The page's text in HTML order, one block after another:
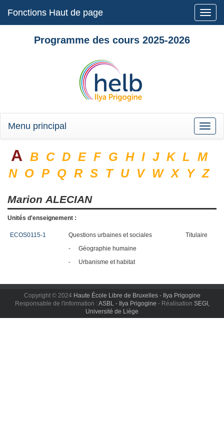
Toggle
Fonctions Haut de page
Programme des cours 2025-2026
Toggle
Menu principal
A B C D E F G H I J K L M
N O P Q R S T U V W X Y Z
Marion ALECIAN
Unités d'enseignement :
ECOS0115-1 Questions urbaines et sociales
Titulaire
-
Géographie humaine
-
Urbanisme et habitat
Copyright © 2024 Haute École Libre de Bruxelles - Ilya Prigogine
Responsable de l'information : ASBL - Ilya Prigogine - Réalisation SEGI,
Université de Liège